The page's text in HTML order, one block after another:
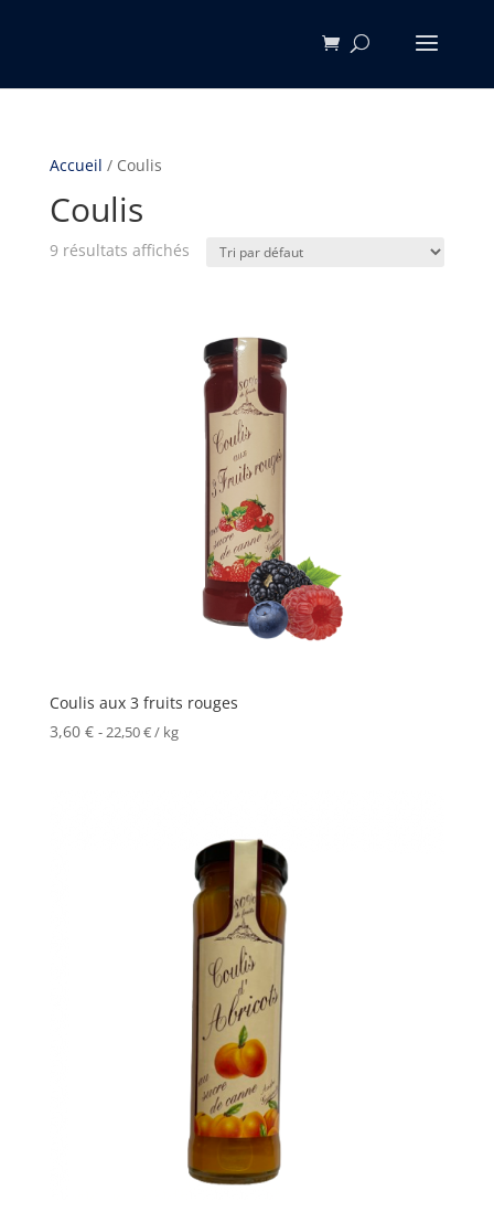
Accueil / Coulis
Coulis
9 résultats affichés
Coulis aux 3 fruits rouges
3,60 € -22,50€/ kg